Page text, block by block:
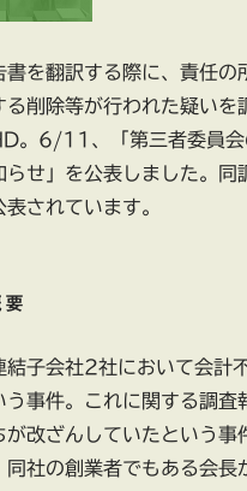
書を翻訳する際に、責任の
る削除等が行われた疑いを
。6/11、「第三者委員会
らせ」を公表しました。同
されています。
結子会社2社において会計
う事件。これに関する調査
が改ざんしていたという事
同社の創業者でもある会長